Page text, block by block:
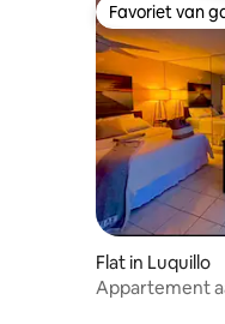
Favoriet van
Favoriet van
Flat in Luquillo
Appartement